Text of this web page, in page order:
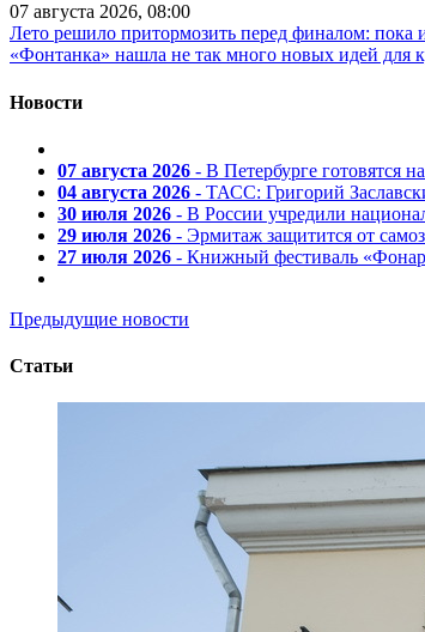
07 августа 2026, 08:00
Лето решило притормозить перед финалом: пока
«Фонтанка» нашла не так много новых идей для
Новости
07 августа 2026 - В Петербурге готовятся
04 августа 2026 - ТАСС: Григорий
30 июля 2026 - В России учредили
29 июля 2026 - Эрмитаж защитится от
27 июля 2026 - Книжный фестиваль
Предыдущие новости
Статьи